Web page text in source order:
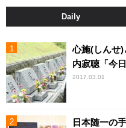
Daily
心施(しんせ
内寂聴「今
2017.03.01
日本随一の